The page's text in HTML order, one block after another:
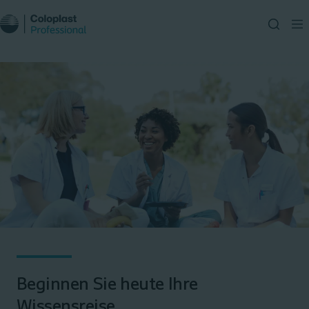
Beginnen Sie heute Ihre